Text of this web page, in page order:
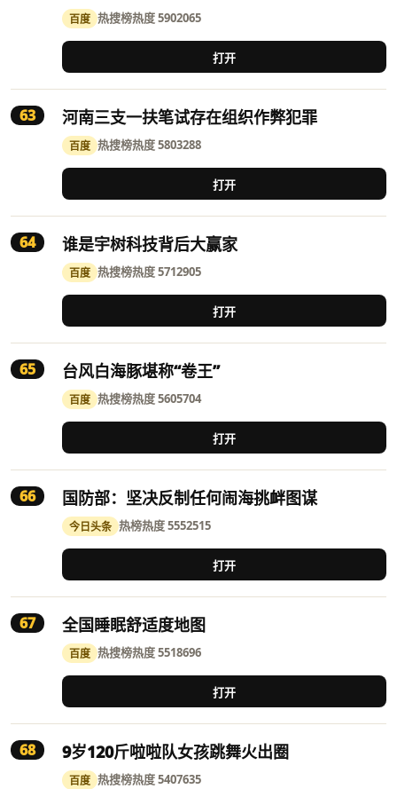
百度 热搜榜热度 5902065
打开
63 河南三支一扶笔试存在组织作弊犯罪
百度 热搜榜热度 5803288
打开
64 谁是宇树科技背后大赢家
百度 热搜榜热度 5712905
打开
65 台风白海豚堪称“卷王”
百度 热搜榜热度 5605704
打开
66 国防部：坚决反制任何闹海挑衅图谋
今日头条 热榜热度 5552515
打开
67 全国睡眠舒适度地图
百度 热搜榜热度 5518696
打开
68 9岁120斤啦啦队女孩跳舞火出圈
百度 热搜榜热度 5407635